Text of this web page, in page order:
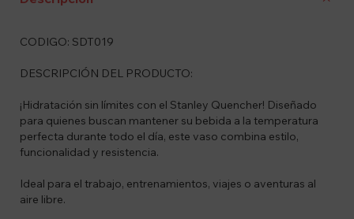
CODIGO: SDT019
DESCRIPCIÓN DEL PRODUCTO:
¡Hidratación sin límites con el Stanley Quencher! Diseñado
para quienes buscan mantener su bebida a la temperatura
perfecta durante todo el día, este vaso combina estilo,
funcionalidad y resistencia.
Ideal para el trabajo, entrenamientos, viajes o aventuras al
aire libre.